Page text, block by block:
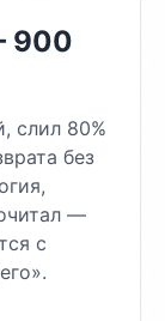
900
слил 80%
без
—
с